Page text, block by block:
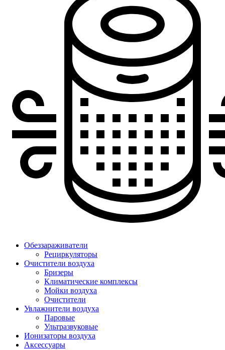
Обеззараживатели
Рециркуляторы
Очистители воздуха
Бризеры
Климатические комплексы
Мойки воздуха
Очистители
Увлажнители воздуха
Паровые
Ультразвуковые
Ионизаторы воздуха
Аксессуары